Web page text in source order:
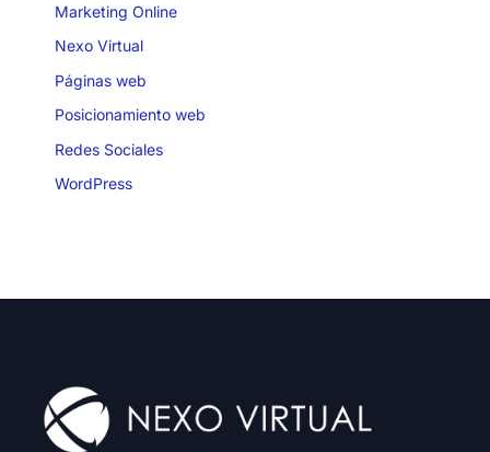
Marketing Online
Nexo Virtual
Páginas web
Posicionamiento web
Redes Sociales
WordPress